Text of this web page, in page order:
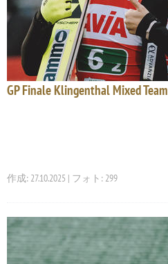
GP Finale Klingenthal Mixed Team
作成: 27.10.2025 | フォト: 299